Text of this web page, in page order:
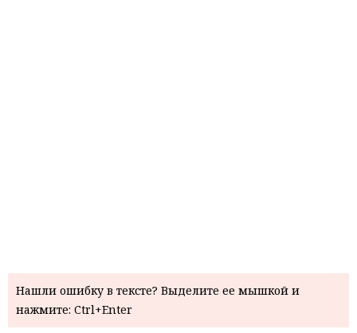
Нашли ошибку в тексте? Выделите ее мышкой и
нажмите: Ctrl+Enter